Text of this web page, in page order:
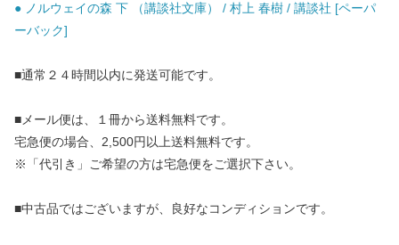
● ノルウェイの森 下 （講談社文庫） / 村上 春樹 / 講談社 [ペーパ
ーバック]
■通常２４時間以内に発送可能です。
■メール便は、１冊から送料無料です。
宅急便の場合、2,500円以上送料無料です。
※「代引き」ご希望の方は宅急便をご選択下さい。
■中古品ではございますが、良好なコンディションです。